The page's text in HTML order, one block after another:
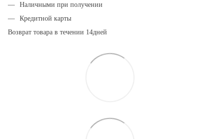
Наличными при получении
Кредитной карты
Возврат товара в течении 14дней